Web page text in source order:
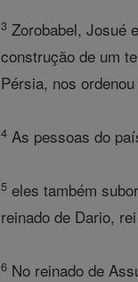
3 Zorobabel, Josué
construção de um
Pérsia, nos ordenou
4 As pessoas do
5 eles também
reinado de Dario,
6 No reinado de